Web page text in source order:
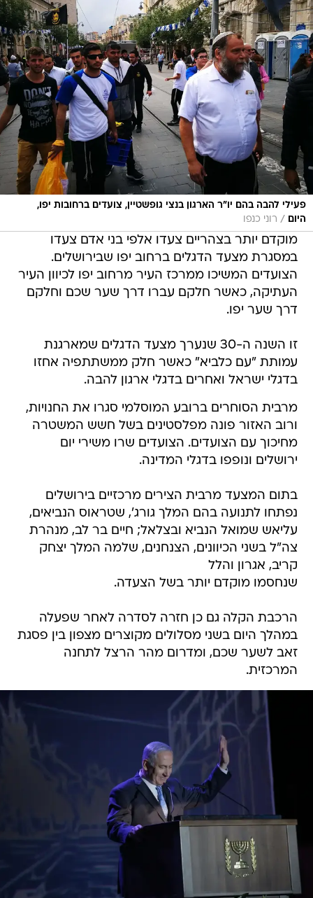
פעילי להבה בהם יו"ר הארגון בנצי גופשטיין, צועדים ברחובות יפו,
היום
/ רוני כנפו
מוקדם יותר בצהריים צעדו אלפי בני אדם צעדו
במסגרת מצעד הדגלים ברחוב יפו שבירושלים.
הצועדים המשיכו ממרכז העיר מרחוב יפו לכיוון העיר
העתיקה, כאשר חלקם עברו דרך שער שכם וחלקם
דרך שער יפו.
זו השנה ה-30 שנערך מצעד הדגלים שמארגנת
עמותת "עם כלביא" כאשר חלק ממשתתפיה אחזו
בדגלי ישראל ואחרים בדגלי ארגון להבה.
מרבית הסוחרים ברובע המוסלמי סגרו את החנויות,
ורוב האזור פונה מפלסטינים בשל חשש המשטרה
מחיכוך עם הצועדים. הצועדים שרו משירי יום
ירושלים ונופפו בדגלי המדינה.
בתום המצעד מרבית הצירים מרכזיים בירושלים
נפתחו לתנועה בהם המלך גורג', שטראוס הנביאים,
עליאש שמואל הנביא ובצלאל; חיים בר לב, מנהרת
צה"ל בשני הכיוונים, הצנחנים, שלמה המלך יצחק
קריב, אגרון והלל
שנחסמו מוקדם יותר בשל הצעדה.
הרכבת הקלה גם כן חזרה לסדרה לאחר שפעלה
במהלך היום בשני מסלולים מקוצרים מצפון בין פסגת
זאב לשער שכם, ומדרום מהר הרצל לתחנה
המרכזית.